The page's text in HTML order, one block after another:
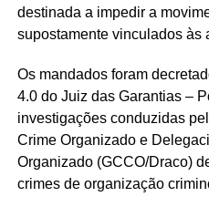
destinada a impedir a
supostamente vinculados às
Os mandados foram
4.0 do Juiz das Garantias –
investigações conduzidas
Crime Organizado e
Organizado (GCCO/Draco)
crimes de organização